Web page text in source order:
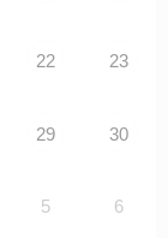
22 23
29 30
5 6